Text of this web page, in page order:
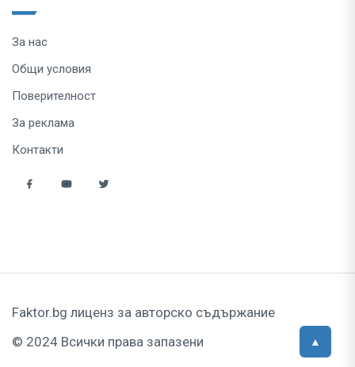
За нас
Общи условия
Поверителност
За реклама
Контакти
Faktor.bg лиценз за авторско съдържание
© 2024 Всички права запазени